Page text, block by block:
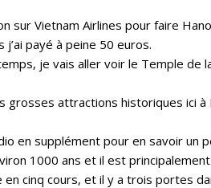
sur Vietnam Airlines pour faire
j’ai payé à peine 50 euros.
je vais aller voir le Temple de
grosses attractions historiques ici
en supplément pour en savoir un
1000 ans et il est
cinq cours, et il y a trois portes